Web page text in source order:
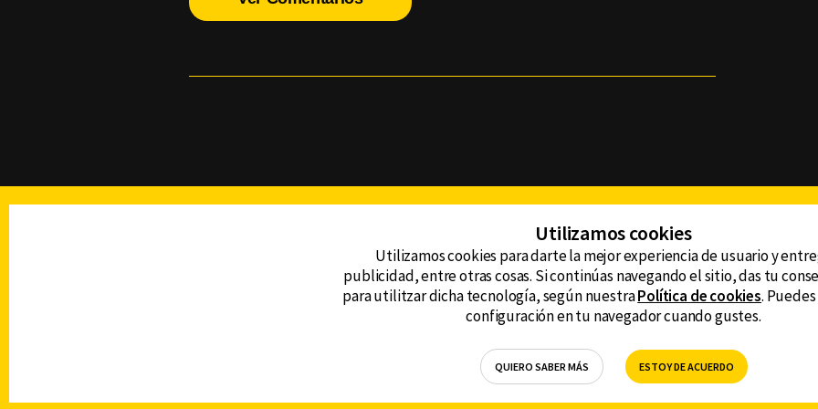
DERECHOS RESERVADOS © CANAL 6 2026
Prohibida la reproducción total o parcial, incluyendo
CONTACTO
AVISO DE PRIVACIDAD
AVISO LEGAL
DEFENSORÍA DE LAS AUDIENCIAS
Utilizamos cookies
Utilizamos cookies para darte la mejor experiencia de usuario y
publicidad, entre otras cosas. Si continúas navegando el sitio, das tu
para utilitzar dicha tecnología, según nuestraPolítica de cookies.
configuración en tu navegador cuando gustes.
QUIERO SABER MÁS ESTOY DE ACUERDO